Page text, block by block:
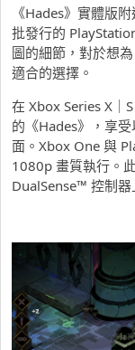
《Hades》實體版
批發行的
圖的細節，對於想
適合的選擇。
在 Xbox Series X｜
的《Hades》，享
面。Xbox One 與
1080p 畫質執行。
DualSense™ 控制器